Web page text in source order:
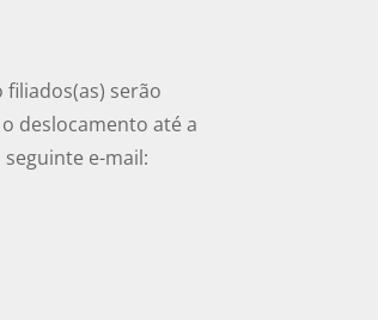
serão
deslocamento até a
e-mail: